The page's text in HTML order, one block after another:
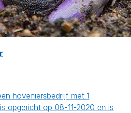
hoveniersbedrijf met 1
opgericht op 08-11-2020 en is